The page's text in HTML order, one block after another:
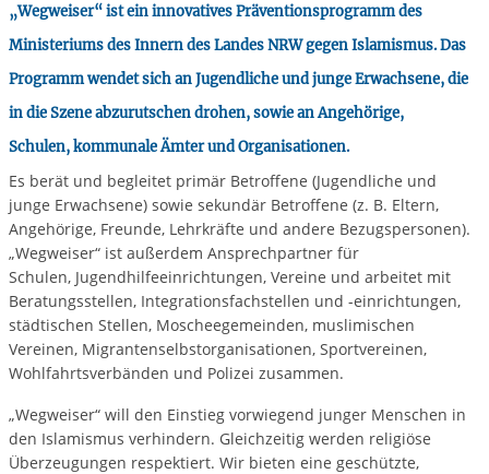
„Wegweiser“ ist ein innovatives Präventionsprogramm des
Ministeriums des Innern des Landes NRW gegen Islamismus. Das
Programm wendet sich an Jugendliche und junge Erwachsene, die
in die Szene abzurutschen drohen, sowie an Angehörige,
Schulen, kommunale Ämter und Organisationen.
Es berät und begleitet primär Betroffene (Jugendliche und
junge Erwachsene) sowie sekundär Betroffene (z. B. Eltern,
Angehörige, Freunde, Lehrkräfte und andere Bezugspersonen).
„Wegweiser“ ist außerdem Ansprechpartner für
Schulen, Jugendhilfeeinrichtungen, Vereine und arbeitet mit
Beratungsstellen, Integrationsfachstellen und -einrichtungen,
städtischen Stellen, Moscheegemeinden, muslimischen
Vereinen, Migrantenselbstorganisationen, Sportvereinen,
Wohlfahrtsverbänden und Polizei zusammen.
„Wegweiser“ will den Einstieg vorwiegend junger Menschen in
den Islamismus verhindern. Gleichzeitig werden religiöse
Überzeugungen respektiert. Wir bieten eine geschützte,